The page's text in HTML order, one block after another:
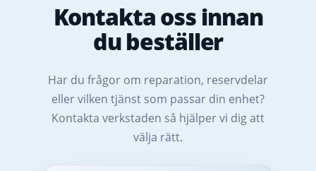
Kontakta oss innan
du beställer
Har du frågor om reparation, reservdelar
eller vilken tjänst som passar din enhet?
Kontakta verkstaden så hjälper vi dig att
välja rätt.